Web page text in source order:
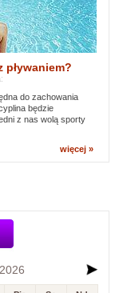
pływaniem?
do zachowania
będzie
z nas wolą sporty
więcej »